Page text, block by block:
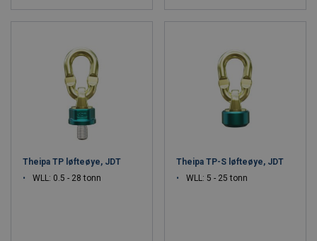
Theipa TP løfteøye, JDT
WLL: 0.5 - 28 tonn
Theipa TP-S løfteøye, JDT
WLL: 5 - 25 tonn